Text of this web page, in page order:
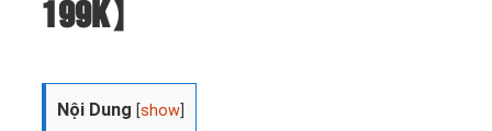
199K】
Nội Dung [show